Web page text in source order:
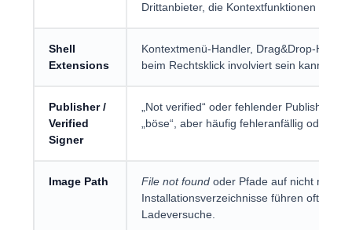
Drittanbieter, die Kontextfunktionen oder
Shell
Extensions
Kontextmenü-Handler, Drag&Drop-
beim Rechtsklick involviert sein kann.
Publisher /
Verified
Signer
„Not verified“ oder fehlender Publisher
„böse“, aber häufig fehleranfällig oder
Image Path File not foundoder Pfade auf nicht mehr
Installationsverzeichnisse führen oft zu
Ladeversuche.